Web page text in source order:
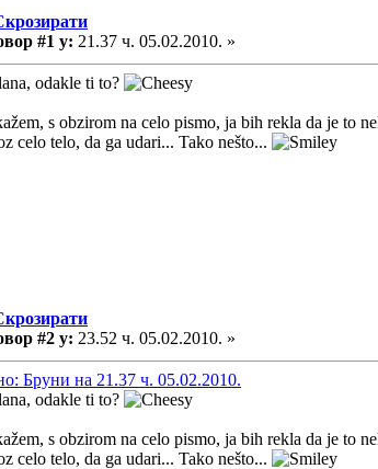
#1 у: 21.37 ч. 05.02.2010. »
odakle ti to?
s obzirom na celo pismo, ja bih rekla da je to
celo telo, da ga udari... Tako nešto...
#2 у: 23.52 ч. 05.02.2010. »
Бруни на 21.37 ч. 05.02.2010.
odakle ti to?
s obzirom na celo pismo, ja bih rekla da je to
celo telo, da ga udari... Tako nešto...